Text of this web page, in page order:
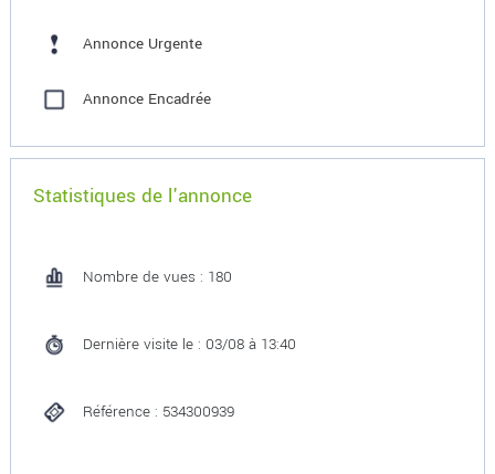
Annonce Urgente
Annonce Encadrée
Statistiques de l'annonce
Nombre de vues : 180
Dernière visite le : 03/08 à 13:40
Référence : 534300939